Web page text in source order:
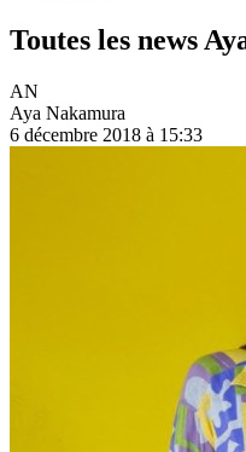
Toutes les news
AN
Aya Nakamura
6 décembre 2018 à 15:33